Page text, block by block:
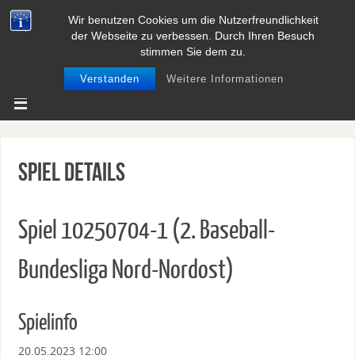
Wir benutzen Cookies um die Nutzerfreundlichkeit
der Webseite zu verbessen. Durch Ihren Besuch
stimmen Sie dem zu.
Verstanden Weitere Informationen
BASEBALL UND SOFTBALL IN
NIEDERSACHSEN
Spiel Details
Spiel 10250704-1 (2. Baseball-
Bundesliga Nord-Nordost)
Spielinfo
20.05.2023 12:00